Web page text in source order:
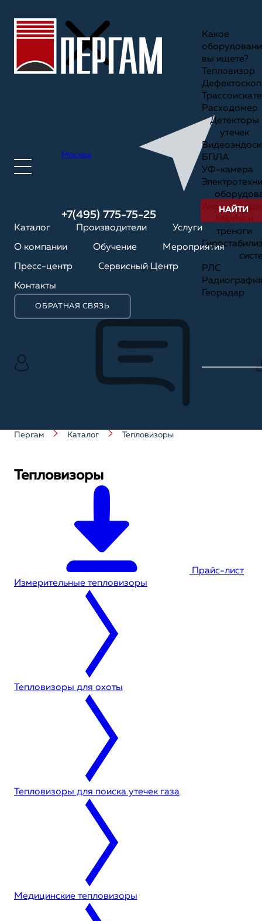
Москва
+7(495) 775-75-25
Каталог Производители Услуги
О компании Обучение Мероприятия
Пресс-центр Сервисный Центр
Контакты
ОБРАТНАЯ СВЯЗЬ
Какое
вы ищете?
Тепловизор
Дефектоскоп
Расходомер
Детекторы
утечек
БПЛА
УФ-камера
Анализаторы
треноги
РЛС
Георадар
НАЙТИ
Пергам Каталог Тепловизоры
Тепловизоры
Прайс-лист
Измерительные тепловизоры
Тепловизоры для охоты
Тепловизоры для поиска утечек газа
Медицинские тепловизоры